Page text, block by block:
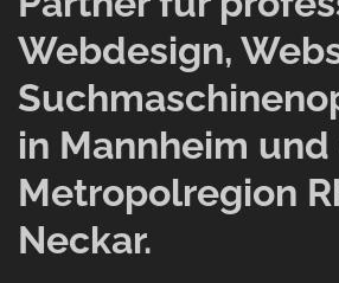
Webdesign,
in Mannheim
Metropolregion
Neckar.